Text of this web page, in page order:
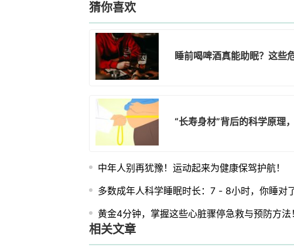
猜你喜欢
睡前喝啤酒真能助眠？这些
“长寿身材”背后的科学原理
中年人别再犹豫！运动起来为健康保驾护航！
多数成年人科学睡眠时长：7 - 8小时，你睡对
黄金4分钟，掌握这些心脏骤停急救与预防方法！
相关文章